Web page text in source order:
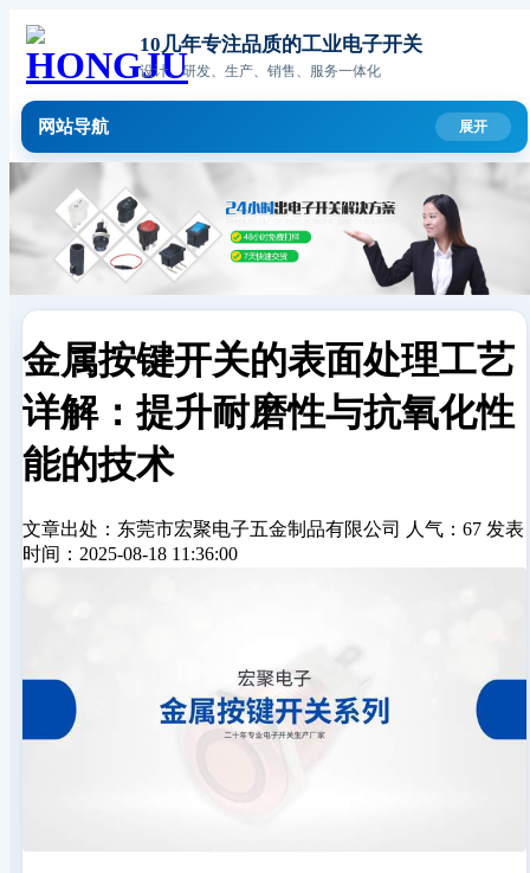
10几年专注品质的工业电子开关
设计、研发、生产、销售、服务一体化
网站导航
金属按键开关的表面处理工艺
详解：提升耐磨性与抗氧化性
能的技术
文章出处：东莞市宏聚电子五金制品有限公司 人气：67 发表
时间：2025-08-18 11:36:00